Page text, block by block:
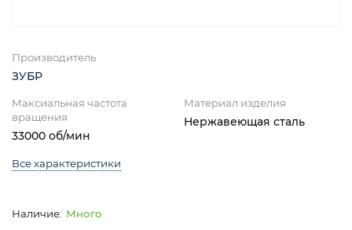
Производитель
ЗУБР
Максиальная частота
вращения
33000 об/мин
Материал изделия
Нержавеющая сталь
Все характеристики
Много